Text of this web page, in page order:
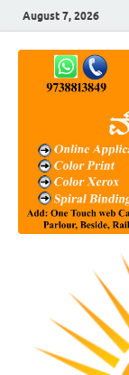
August 7, 2026